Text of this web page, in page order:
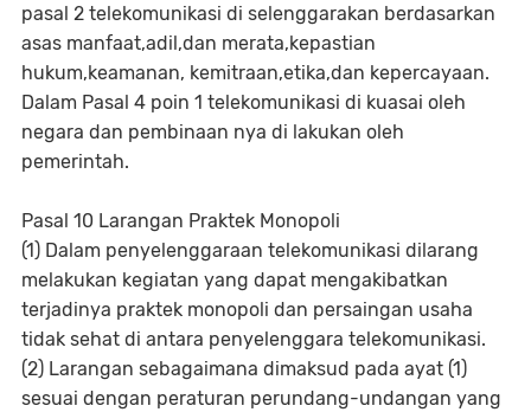
pasal 2 telekomunikasi di selenggarakan berdasarkan
asas manfaat,adil,dan merata,kepastian
hukum,keamanan, kemitraan,etika,dan kepercayaan.
Dalam Pasal 4 poin 1 telekomunikasi di kuasai oleh
negara dan pembinaan nya di lakukan oleh
pemerintah.
Pasal 10 Larangan Praktek Monopoli
(1) Dalam penyelenggaraan telekomunikasi dilarang
melakukan kegiatan yang dapat mengakibatkan
terjadinya praktek monopoli dan persaingan usaha
tidak sehat di antara penyelenggara telekomunikasi.
(2) Larangan sebagaimana dimaksud pada ayat (1)
sesuai dengan peraturan perundang-undangan yang